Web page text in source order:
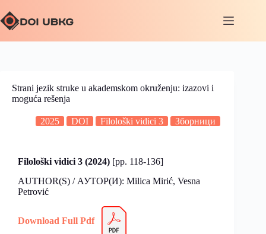
Strani jezik struke u akademskom okruženju: izazovi i
moguća rešenja
2025 DOI Filološki vidici 3 Зборници
Filološki vidici 3 (2024) [pp. 118-136]
AUTHOR(S) / АУТОР(И): Milica Mirić, Vesna
Petrović
Download Full Pdf